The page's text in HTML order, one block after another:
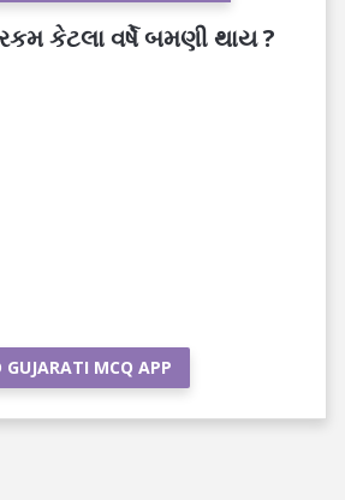
કેટલા વર્ષે બમણી થાય ?
MCQ APP